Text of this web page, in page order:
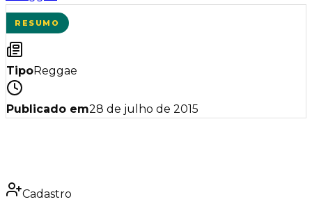
RESUMO
TipoReggae
Publicado em28 de julho de 2015
Cadastro